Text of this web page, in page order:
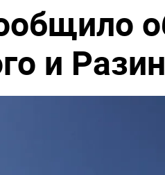
и